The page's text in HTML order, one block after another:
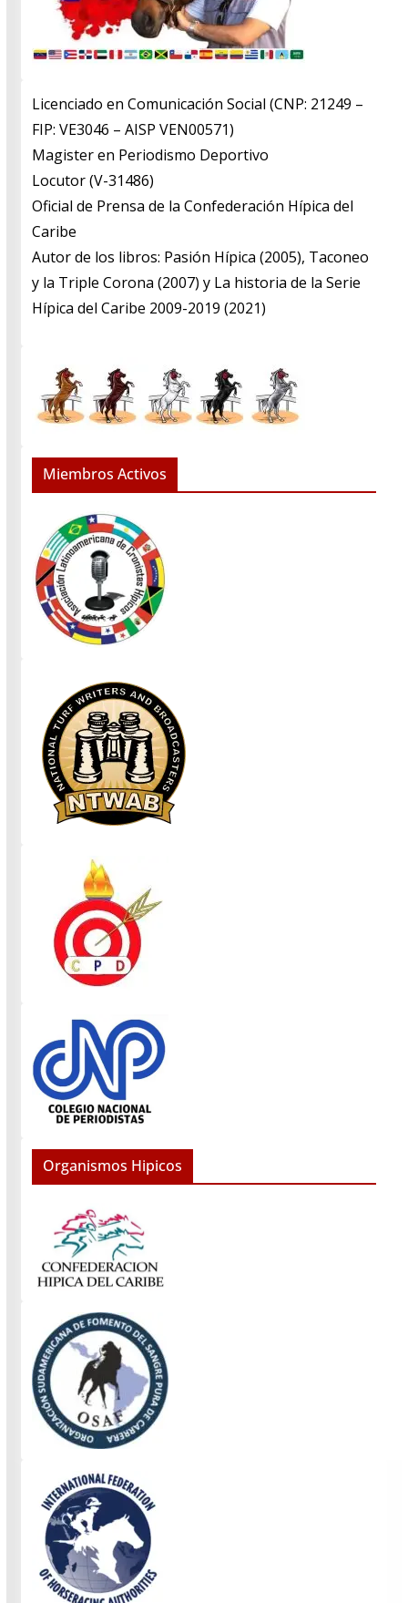
Licenciado en Comunicación Social (CNP: 21249 –
FIP: VE3046 – AISP VEN00571)
​Magister en Periodismo Deportivo
​Locutor (V-31486)
​Oficial de Prensa de la Confederación Hípica del
Caribe
​Autor de los libros: Pasión Hípica (2005), Taconeo
y la Triple Corona (2007) y La historia de la Serie
Hípica del Caribe 2009-2019 (2021)
Miembros Activos
Organismos Hipicos